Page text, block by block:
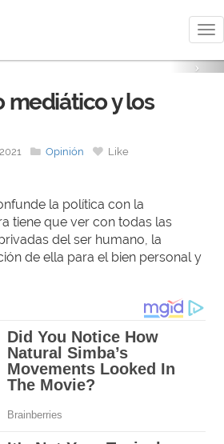
mediático y los
Opinión Like
la política con la
tiene que ver con todas las
del ser humano, la
de ella para el bien personal y